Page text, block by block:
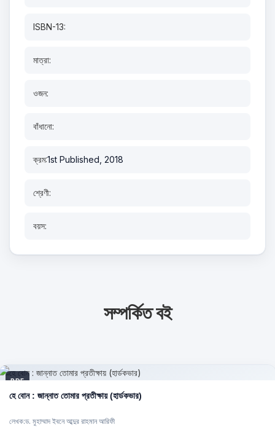
ISBN-13:
মাত্রা:
ওজন:
বাঁধানো:
ক্রম:1st Published, 2018
শ্রেণী:
বয়স:
সম্পর্কিত বই
PDF
হে বোন : জান্নাত তোমার প্রতীক্ষায় (হার্ডকভার)
লেখক:ড. মুহাম্মাদ ইবনে আব্দুর রাহমান আরিফী